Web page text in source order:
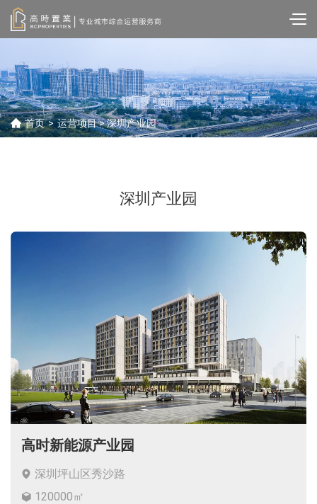
首页 > 运营项目> 深圳产业园
深圳产业园
高时新能源产业园
深圳坪山区秀沙路
120000㎡